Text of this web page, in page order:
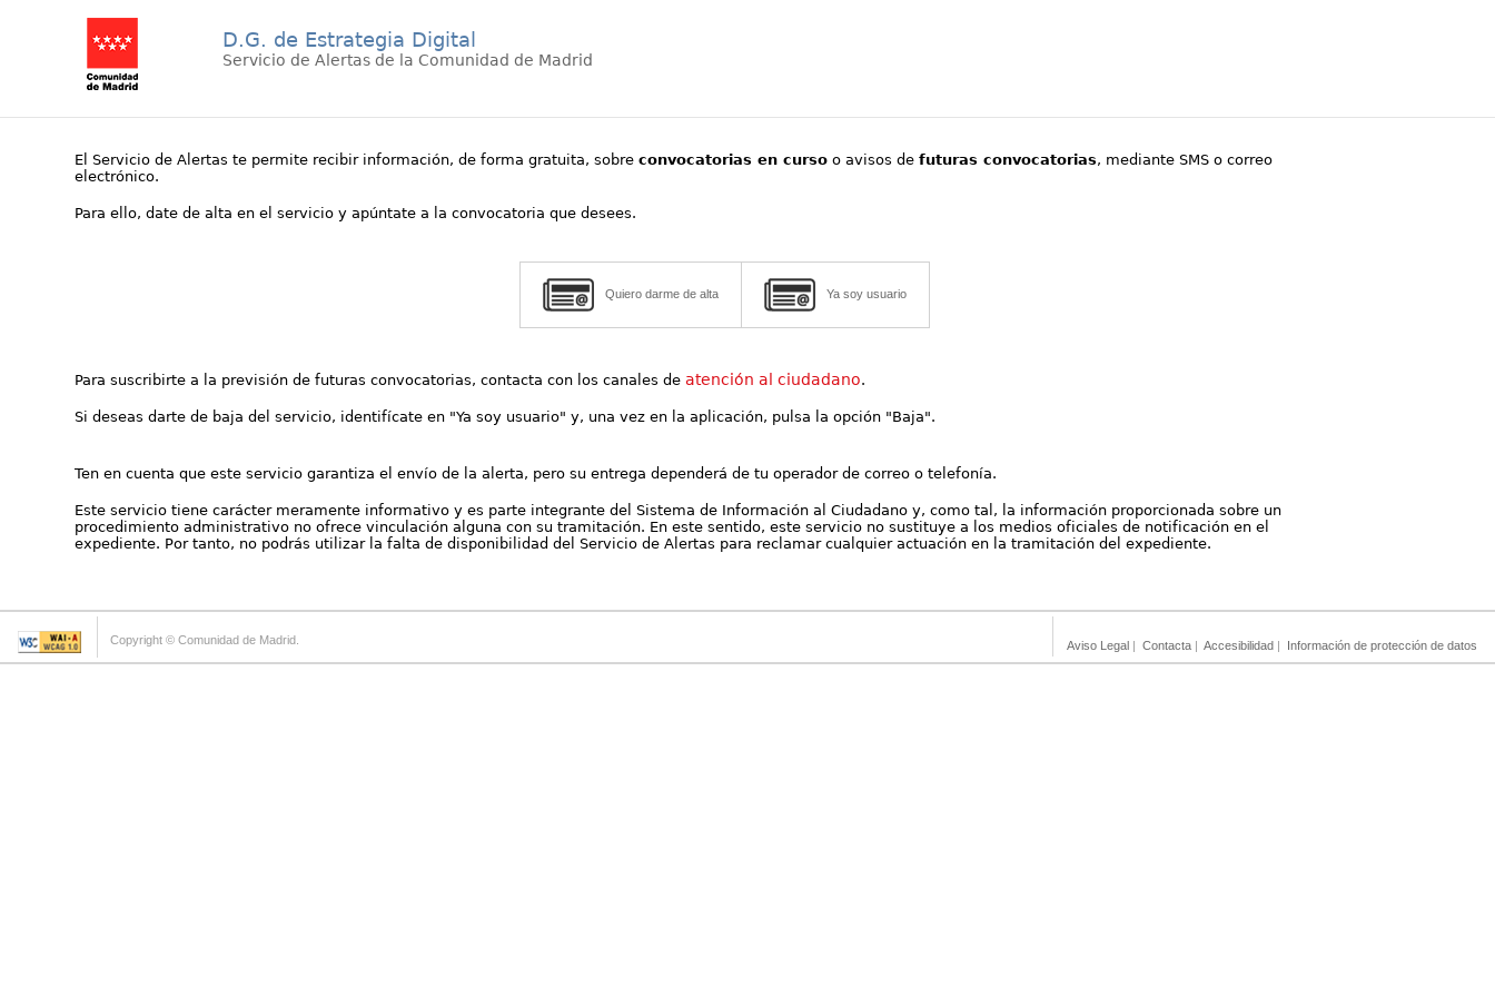
D.G. de Estrategia Digital
Servicio de Alertas de la Comunidad de Madrid
El Servicio de Alertas te permite recibir información, de forma gratuita, sobreconvocatorias en curso o avisos defuturas convocatorias, mediante SMS o correo
electrónico.
Para ello, date de alta en el servicio y apúntate a la convocatoria que desees.
Quiero darme de alta Ya soy usuario
Para suscribirte a la previsión de futuras convocatorias, contacta con los canales deatención al ciudadano.
Si deseas darte de baja del servicio, identifícate en "Ya soy usuario" y, una vez en la aplicación, pulsa la opción "Baja".
Ten en cuenta que este servicio garantiza el envío de la alerta, pero su entrega dependerá de tu operador de correo o telefonía.
Este servicio tiene carácter meramente informativo y es parte integrante del Sistema de Información al Ciudadano y, como tal, la información proporcionada sobre un
procedimiento administrativo no ofrece vinculación alguna con su tramitación. En este sentido, este servicio no sustituye a los medios oficiales de notificación en el
expediente. Por tanto, no podrás utilizar la falta de disponibilidad del Servicio de Alertas para reclamar cualquier actuación en la tramitación del expediente.
Copyright © Comunidad de Madrid. Aviso Legal | Contacta | Accesibilidad | Información de protección de datos